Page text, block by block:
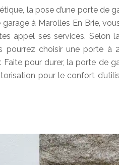
la pose d’une porte de
à Marolles En Brie,
appel ses services. Selon
pourrez choisir une porte à
Faite pour durer, la porte de
pour le confort